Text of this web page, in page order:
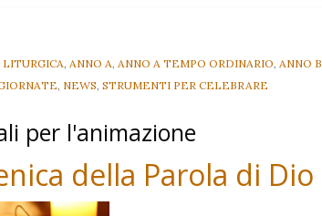
ANNO A ANNO A TEMPO ORDINARIO ANNO B
NEWS STRUMENTI PER CELEBRARE
per l'animazione
della Parola di Dio